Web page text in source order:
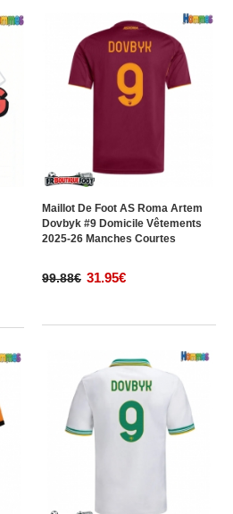
Maillot De Foot AS Roma Artem
Dovbyk #9 Domicile Vêtements
2025-26 Manches Courtes
99.88€ 31.95€